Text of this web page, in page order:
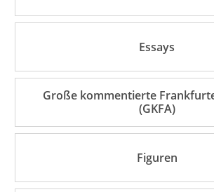
Essays
Große kommentierte
(GKFA)
Figuren